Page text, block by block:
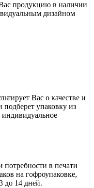
продукцию в наличии
дизайном
Вас о качестве и
подберет упаковку из
потребности в печати
на гофроупаковке,
до 14 дней.